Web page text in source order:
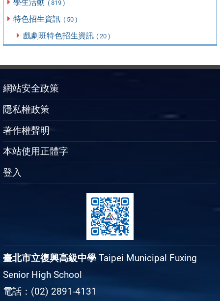
學生活動 ( 819 )
特色招生資訊 ( 50 )
戲劇班特色招生資訊 ( 20 )
網站安全政策
隱私權政策
著作權聲明
本站使用正體字
登入
臺北市立復興高級中學 Taipei Municipal Fuxing
Senior High School
電話：(02) 2891-4131